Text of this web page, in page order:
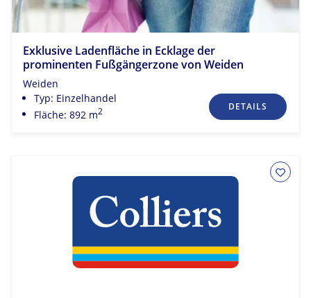
Exklusive Ladenfläche in Ecklage der
prominenten Fußgängerzone von Weiden
Weiden
Typ: Einzelhandel
Fläche: 892 m2 DETAILS